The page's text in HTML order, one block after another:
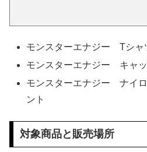
モンスターエナジー Tシ
モンスターエナジー キャ
モンスターエナジー ナイ
ント
対象商品と販売場所